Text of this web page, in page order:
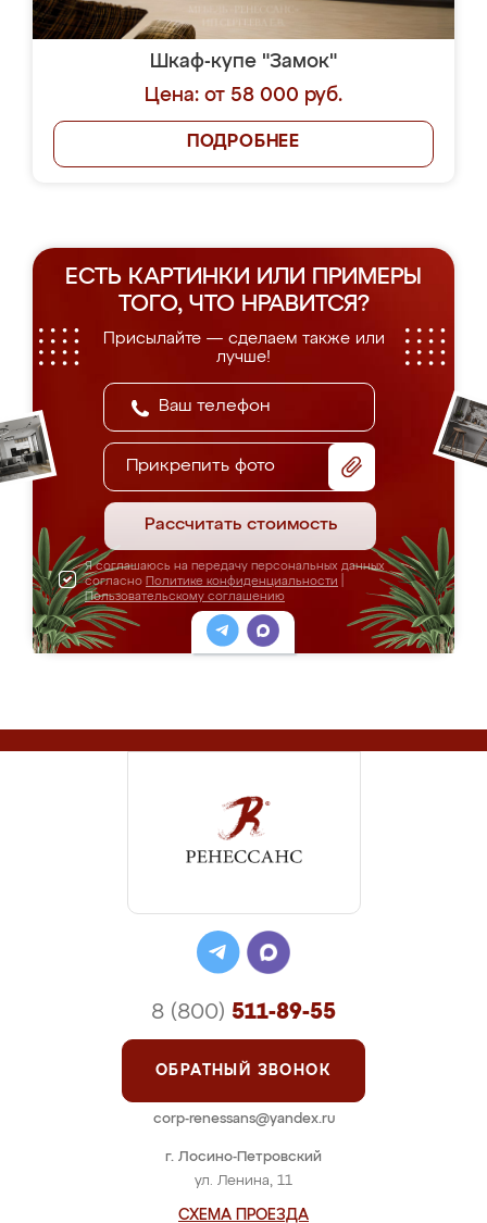
Шкаф-купе "Замок"
Цена: от 58 000 руб.
ПОДРОБНЕЕ
ЕСТЬ КАРТИНКИ ИЛИ ПРИМЕРЫ
ТОГО, ЧТО НРАВИТСЯ?
Присылайте — сделаем также или
лучше!
Прикрепить фото
Рассчитать стоимость
Я соглашаюсь на передачу персональных данных
согласно Политике конфиденциальности
Пользовательскому соглашению
г. Лосино-Петровский
ул. Ленина, 11
СХЕМА ПРОЕЗДА
8 (800) 511-89-55
ОБРАТНЫЙ ЗВОНОК
corp-renessans@yandex.ru